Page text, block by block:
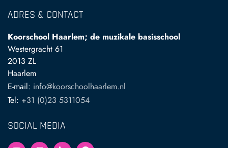
ADRES & CONTACT
Koorschool Haarlem; de muzikale basisschool
Westergracht 61
2013 ZL
Haarlem
E-mail: info@koorschoolhaarlem.nl
Tel: +31 (0)23 5311054
SOCIAL MEDIA